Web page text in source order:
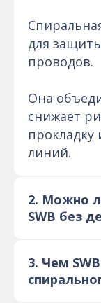
для
проводов.
Она
снижает
прокладку
линий.
2. Можно
SWB без
3. Чем